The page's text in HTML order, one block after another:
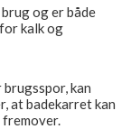
og er både
kalk og
kan
at badekarret kan
fremover.